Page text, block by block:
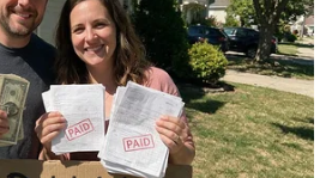
gần
Phải đổi mới công tác quy
hoạch và tổ chức phát
triển hạ tầng
06/08/2026 09:53